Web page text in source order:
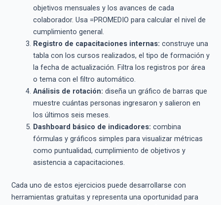
objetivos mensuales y los avances de cada
colaborador. Usa =PROMEDIO para calcular el nivel de
cumplimiento general.
Registro de capacitaciones internas: construye una
tabla con los cursos realizados, el tipo de formación y
la fecha de actualización. Filtra los registros por área
o tema con el filtro automático.
Análisis de rotación: diseña un gráfico de barras que
muestre cuántas personas ingresaron y salieron en
los últimos seis meses.
Dashboard básico de indicadores: combina
fórmulas y gráficos simples para visualizar métricas
como puntualidad, cumplimiento de objetivos y
asistencia a capacitaciones.
Cada uno de estos ejercicios puede desarrollarse con
herramientas gratuitas y representa una oportunidad para